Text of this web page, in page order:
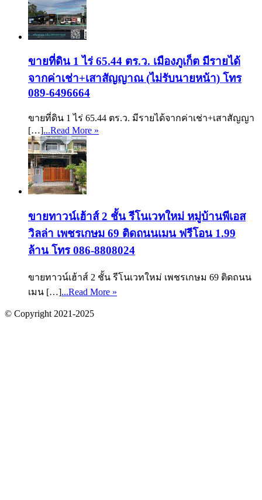
ขายที่ดิน 1 ไร่ 65.44 ตร.ว. เมืองภูเก็ต มีรายได้
จากค่าเช่า+เสาสัญญาณ (ไม่รับนายหน้า) โทร
089-6496664
ขายที่ดิน 1 ไร่ 65.44 ตร.ว. มีรายได้จากค่าเช่า+เสาสัญญา
[…]...Read More »
ขายทาวน์เฮ้าส์ 2 ชั้น รีโนเวทใหม่ หมู่บ้านพีเอส
วิลล่า เพชรเกษม 69 ติดถนนเมน ฟรีโอน 1.99
ล้าน โทร 086-8808024
ขายทาวน์เฮ้าส์ 2 ชั้น รีโนเวทใหม่ เพชรเกษม 69 ติดถนน
เมน […]...Read More »
© Copyright 2021-2025